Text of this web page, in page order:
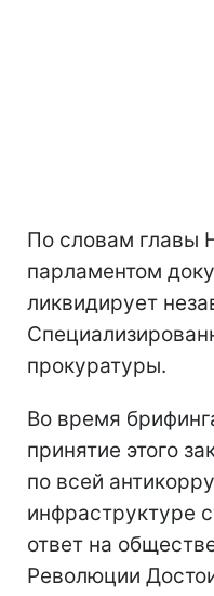
По словам главы
парламентом
ликвидирует
прокуратуры.
Во время
принятие этого
по всей
инфраструктуре
ответ на
Революции